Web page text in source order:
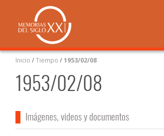
Inicio /Tiempo /1953/02/08
1953/02/08
Imágenes, videos y documentos